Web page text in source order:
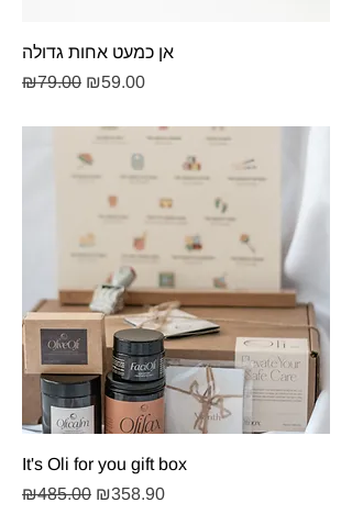
אן כמעט אחות גדולה
Regular Price
₪79.00 Sale Price
₪59.00
It's Oli for you gift box
Regular Price
₪485.00 Sale Price
₪358.90